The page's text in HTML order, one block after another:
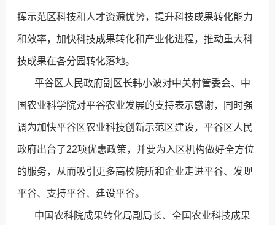
挥示范区科技和人才资源优势，提升科技成果转化能力
和效率，加快科技成果转化和产业化进程，推动重大科
技成果在各分园转化落地。
平谷区人民政府副区长韩小波对中关村管委会、中
国农业科学院对平谷农业发展的支持表示感谢，同时强
调为加快平谷区农业科技创新示范区建设，平谷区人民
政府出台了22项优惠政策，并要为入区机构做好全方位
的服务，从而吸引更多高校院所和企业走进平谷、发现
平谷、支持平谷、建设平谷。
中国农科院成果转化局副局长、全国农业科技成果